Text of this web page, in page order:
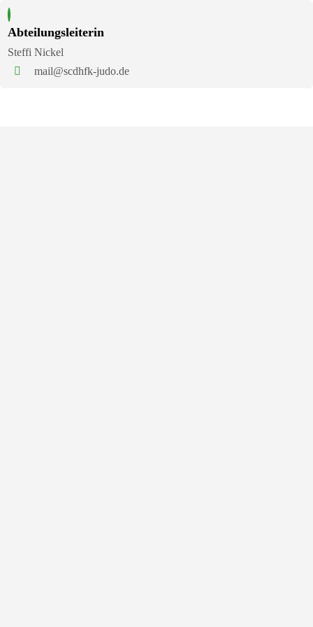
Zum
Inhalt
springen
Abteilungsleiterin
Steffi Nickel
mail@scdhfk-judo.de